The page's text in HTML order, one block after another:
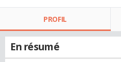
PROFIL
En résumé